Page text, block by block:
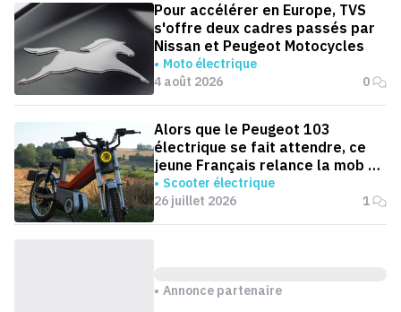
Pour accélérer en Europe, TVS
s'offre deux cadres passés par
Nissan et Peugeot Motocycles
Moto électrique
4 août 2026
0
Alors que le Peugeot 103
électrique se fait attendre, ce
jeune Français relance la mob en
version électrique
Scooter électrique
26 juillet 2026
1
Annonce partenaire